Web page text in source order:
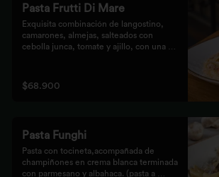
Pasta Frutti Di Mare
Exquisita combinación de langostino,
camarones, almejas, salteados con
cebolla junca, tomate y ajillo, con una
acompañado con nuestro tradicional pan
Focaccia.
$68.900
Pasta Funghi
Pasta con tocineta,acompañada de
champiñones en crema blanca terminada
con parmesano y albahaca. (pasta a